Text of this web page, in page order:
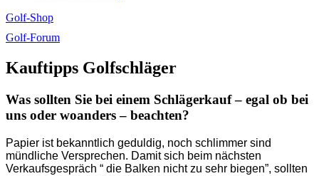
Golf-Shop
Golf-Forum
Kauftipps Golfschläger
Was sollten Sie bei einem Schlägerkauf – egal ob bei
uns oder woanders – beachten?
Papier ist bekanntlich geduldig, noch schlimmer sind
mündliche Versprechen. Damit sich beim nächsten
Verkaufsgespräch “ die Balken nicht zu sehr biegen”, sollten